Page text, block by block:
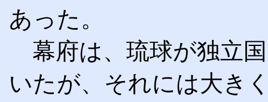
あった。
幕府は、琉球が独立
いたが、それには大き